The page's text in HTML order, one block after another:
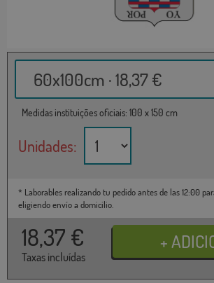
60x100cm · 18,37 €
Medidas instituições oficiais: 100 x 150 cm
Unidades:
* Laborables realizando tu pedido antes de las 12:00
eligiendo envío a domicilio.
18,37 €
Taxas incluídas